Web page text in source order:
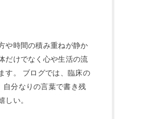
や時間の積み重ねが静か
だけでなく心や生活の流
す。 ブログでは、臨床の
自分なりの言葉で書き残
しい。